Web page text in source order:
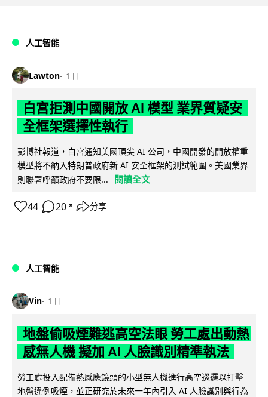
人工智能
Lawton 1 日
白宮拒測中國開放 AI 模型 業界質疑安
全框架選擇性執行
彭博社報道，白宮通知美國頂尖 AI 公司，中國開發的開放權重
模型將不納入特朗普政府新 AI 安全框架的測試範圍。美國業界
則聯署呼籲政府不要限...
閱讀全文
44 20 ↗ 分享
人工智能
Vin 1 日
地盤偷吸煙難逃高空法眼 勞工處出動熱
感無人機 擬加 AI 人臉識別精準執法
勞工處投入配備熱感應鏡頭的小型無人機進行高空巡邏以打擊
地盤違例吸煙，並正研究於未來一年內引入 AI 人臉識別與行為